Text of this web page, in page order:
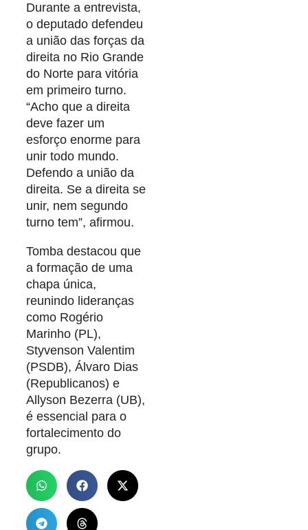
Durante a entrevista,
o deputado defendeu
a união das forças da
direita no Rio Grande
do Norte para vitória
em primeiro turno.
“Acho que a direita
deve fazer um
esforço enorme para
unir todo mundo.
Defendo a união da
direita. Se a direita se
unir, nem segundo
turno tem”, afirmou.
Tomba destacou que
a formação de uma
chapa única,
reunindo lideranças
como Rogério
Marinho (PL),
Styvenson Valentim
(PSDB), Álvaro Dias
(Republicanos) e
Allyson Bezerra (UB),
é essencial para o
fortalecimento do
grupo.